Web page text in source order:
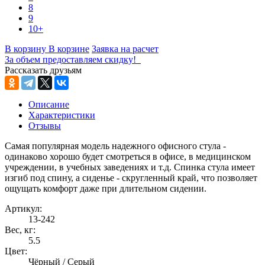
8
9
10+
В корзину В корзине Заявка на расчет
За объем предоставляем скидку!
Рассказать друзьям
Описание
Характеристики
Отзывы
Самая популярная модель надежного офисного стула -
одинаково хорошо будет смотреться в офисе, в медицинском
учреждении, в учебных заведениях и т.д. Спинка стула имеет
изгиб под спину, а сиденье - скругленный край, что позволяет
ощущать комфорт даже при длительном сидении.
Артикул:
13-242
Вес, кг:
5.5
Цвет:
Чёрный / Серый